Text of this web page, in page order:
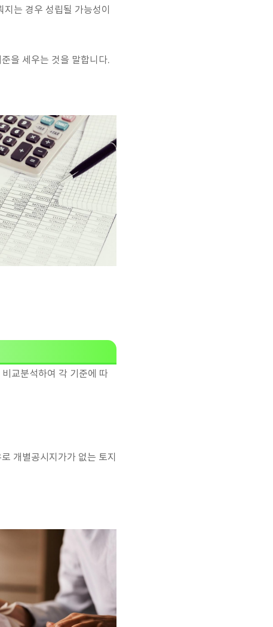
는 경우 성립될 가능성이
을 세우는 것을 말합니다.
교분석하여 각 기준에 따
개별공시지가가 없는 토지